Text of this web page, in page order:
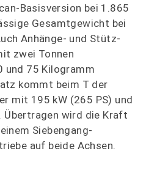
Basisversion bei 1.865
Gesamtgewicht bei
Anhänge- und Stütz-
zwei Tonnen
und 75 Kilogramm
kommt beim T der
mit 195 kW (265 PS) und
Übertragen wird die Kraft
Siebengang-
auf beide Achsen.